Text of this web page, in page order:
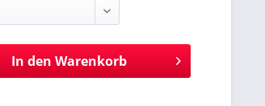
In den Warenkorb